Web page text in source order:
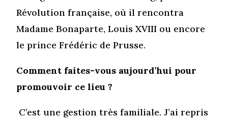
Révolution française, où il rencontra
Madame Bonaparte, Louis XVIII ou encore
le prince Frédéric de Prusse.
Comment faites-vous aujourd’hui pour
promouvoir ce lieu ?
C’est une gestion très familiale. J’ai repris